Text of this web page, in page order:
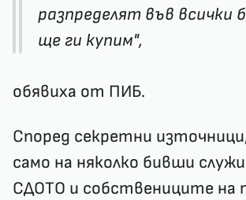
разпределят във всички
ще ги купим",
обявиха от ПИБ.
Според секретни
само на няколко бивши
СДОТО и собствениците на